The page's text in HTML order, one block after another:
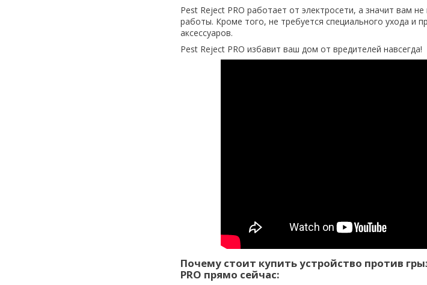
Pest Reject PRO работает от электросети, а значит вам
работы. Кроме того, не требуется специального ухода и
аксессуаров.
Pest Reject PRO избавит ваш дом от вредителей навсегда!
Почему стоит купить устройство против
PRO прямо сейчас: